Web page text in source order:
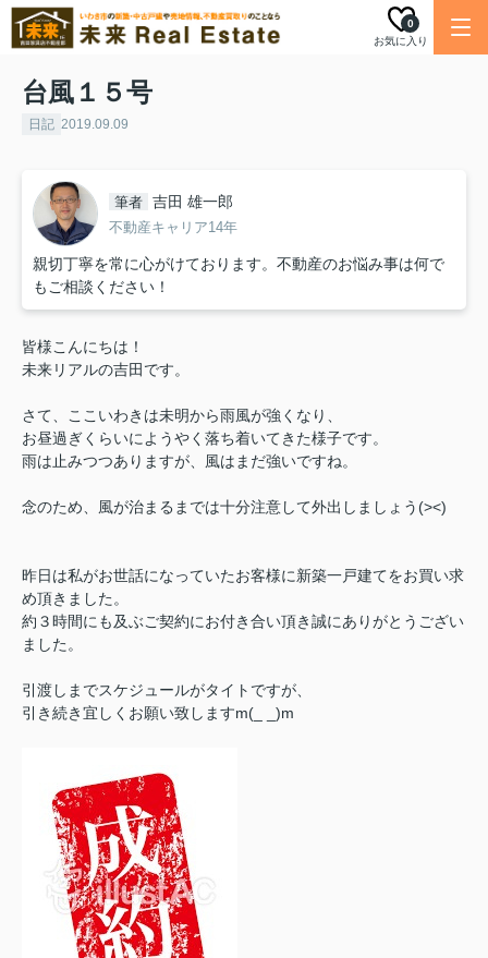
お気に入り
0
台風１５号
日記 2019.09.09
筆者 吉田 雄一郎
不動産キャリア14年
親切丁寧を常に心がけております。不動産のお悩み事は何で
もご相談ください！
皆様こんにちは！
未来リアルの吉田です。
さて、ここいわきは未明から雨風が強くなり、
お昼過ぎくらいにようやく落ち着いてきた様子です。
雨は止みつつありますが、風はまだ強いですね。
念のため、風が治まるまでは十分注意して外出しましょう(><)
昨日は私がお世話になっていたお客様に新築一戸建てをお買い求
め頂きました。
約３時間にも及ぶご契約にお付き合い頂き誠にありがとうござい
ました。
引渡しまでスケジュールがタイトですが、
引き続き宜しくお願い致しますm(_ _)m